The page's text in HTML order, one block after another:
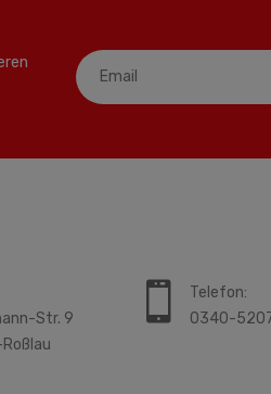
Str. 9
Telefon:
0340-